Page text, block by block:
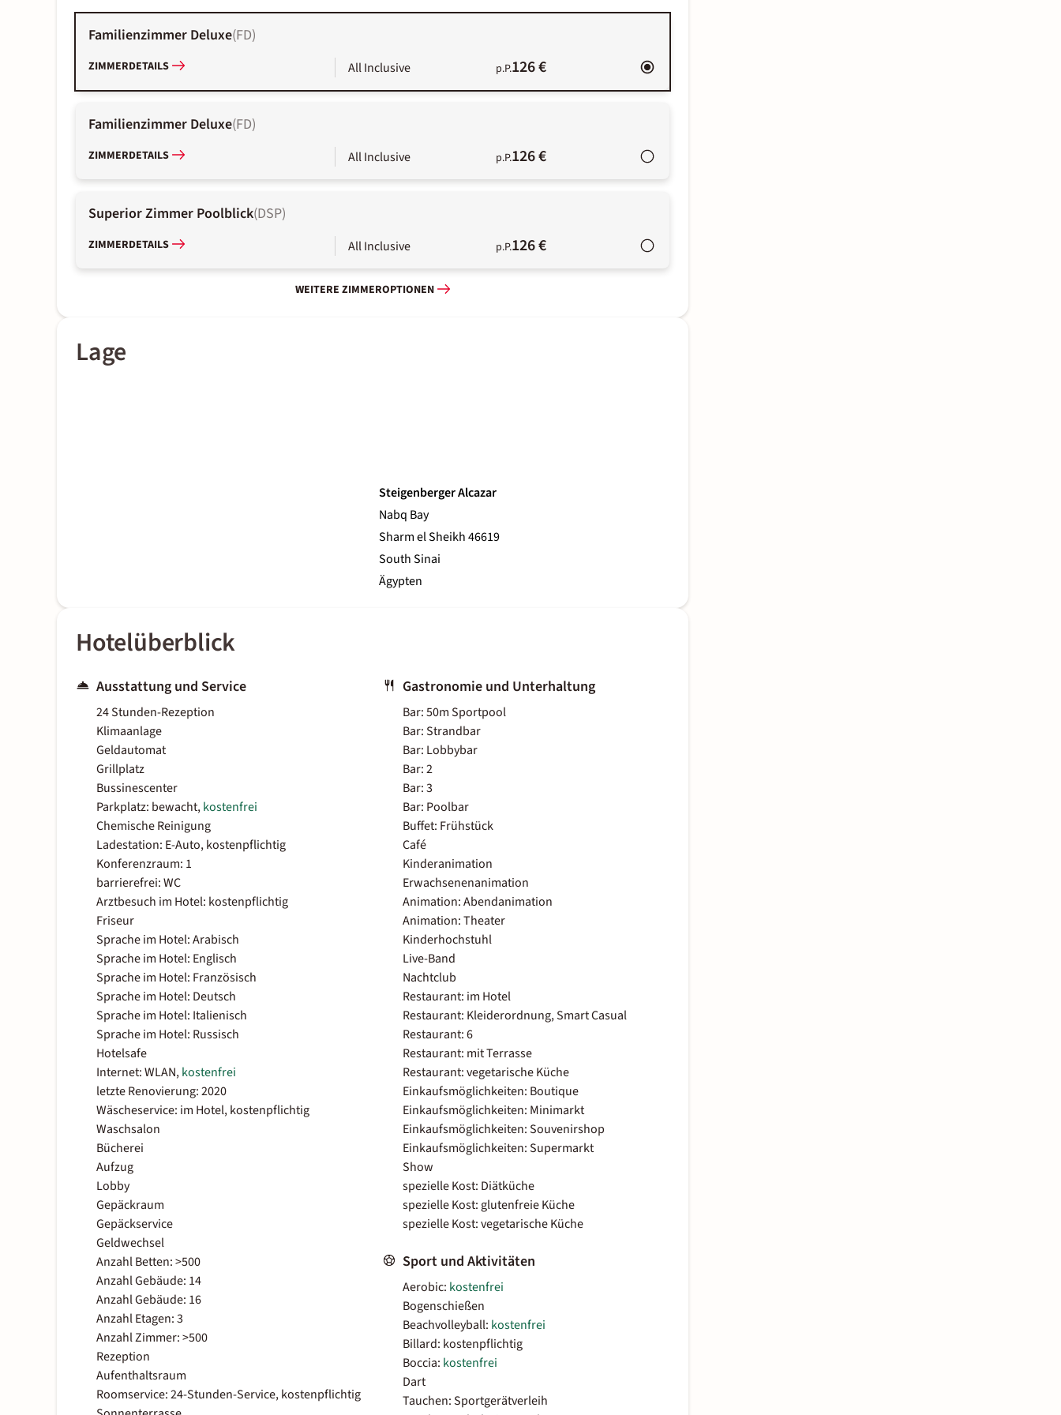
Familienzimmer Deluxe(FD)
ZIMMERDETAILS All Inclusive p.P.126 €
Familienzimmer Deluxe(FD)
ZIMMERDETAILS All Inclusive p.P.126 €
Superior Zimmer Poolblick(DSP)
ZIMMERDETAILS All Inclusive p.P.126 €
WEITERE ZIMMEROPTIONEN
Lage
Steigenberger Alcazar
Nabq Bay
Sharm el Sheikh 46619
South Sinai
Ägypten
Hotelüberblick
Ausstattung und Service
24 Stunden-Rezeption
Klimaanlage
Geldautomat
Grillplatz
Bussinescenter
Parkplatz: bewacht,kostenfrei
Chemische Reinigung
Ladestation: E-Auto, kostenpflichtig
Konferenzraum: 1
barrierefrei: WC
Arztbesuch im Hotel: kostenpflichtig
Friseur
Sprache im Hotel: Arabisch
Sprache im Hotel: Englisch
Sprache im Hotel: Französisch
Sprache im Hotel: Deutsch
Sprache im Hotel: Italienisch
Sprache im Hotel: Russisch
Hotelsafe
Internet: WLAN,kostenfrei
letzte Renovierung: 2020
Wäscheservice: im Hotel, kostenpflichtig
Waschsalon
Bücherei
Aufzug
Lobby
Gepäckraum
Gepäckservice
Geldwechsel
Anzahl Betten: >500
Anzahl Gebäude: 14
Anzahl Gebäude: 16
Anzahl Etagen: 3
Anzahl Zimmer: >500
Rezeption
Aufenthaltsraum
Roomservice: 24-Stunden-Service, kostenpflichtig
Gastronomie und Unterhaltung
Bar: 50m Sportpool
Bar: Strandbar
Bar: Lobbybar
Bar: 2
Bar: 3
Bar: Poolbar
Buffet: Frühstück
Café
Kinderanimation
Erwachsenenanimation
Animation: Abendanimation
Animation: Theater
Kinderhochstuhl
Live-Band
Nachtclub
Restaurant: im Hotel
Restaurant: Kleiderordnung, Smart Casual
Restaurant: 6
Restaurant: mit Terrasse
Restaurant: vegetarische Küche
Einkaufsmöglichkeiten: Boutique
Einkaufsmöglichkeiten: Minimarkt
Einkaufsmöglichkeiten: Souvenirshop
Einkaufsmöglichkeiten: Supermarkt
Show
spezielle Kost: Diätküche
spezielle Kost: glutenfreie Küche
spezielle Kost: vegetarische Küche
Sport und Aktivitäten
Aerobic: kostenfrei
Bogenschießen
Beachvolleyball: kostenfrei
Billard: kostenpflichtig
Boccia: kostenfrei
Dart
Tauchen: Sportgerätverleih